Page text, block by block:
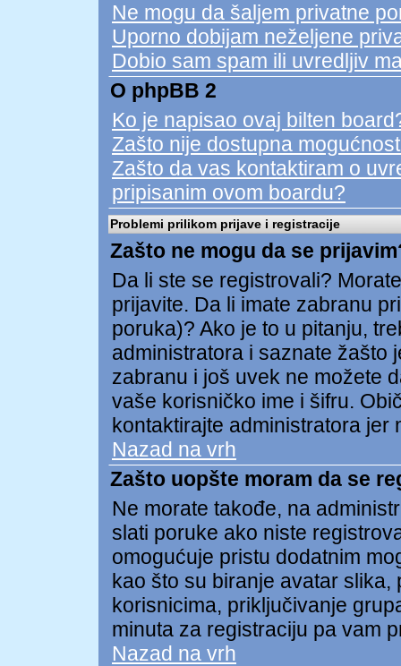
Ne mogu da šaljem privatne
Uporno dobijam neželjene
Dobio sam spam ili uvredljiv
O phpBB 2
Ko je napisao ovaj bilten
Zašto nije dostupna
Zašto da vas kontaktiram o
pripisanim ovom boardu?
Problemi prilikom prijave i registracije
Zašto ne mogu da se
Da li ste se registrovali?
prijavite. Da li imate zabranu
poruka)? Ako je to u pitanju,
administratora i saznate žašto
zabranu i još uvek ne možete
vaše korisničko ime i šifru.
kontaktirajte administratora jer
Nazad na vrh
Zašto uopšte moram da se
Ne morate takođe, na
slati poruke ako niste
omogućuje pristu dodatnim
kao što su biranje avatar
korisnicima, priključivanje
minuta za registraciju pa vam
Nazad na vrh